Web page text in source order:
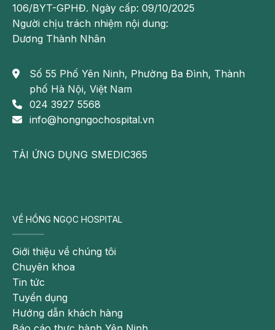
106/BYT-GPHĐ. Ngày cấp: 09/10/2025
Người chịu trách nhiệm nội dung:
Dương Thành Nhân
Số 55 Phố Yên Ninh, Phường Ba Đình, Thành
phố Hà Nội, Việt Nam
024 3927 5568
info@hongngochospital.vn
TẢI ỨNG DỤNG SMEDIC365
VỀ HỒNG NGỌC HOSPITAL
Giới thiệu về chúng tôi
Chuyên khoa
Tin tức
Tuyển dụng
Hướng dẫn khách hàng